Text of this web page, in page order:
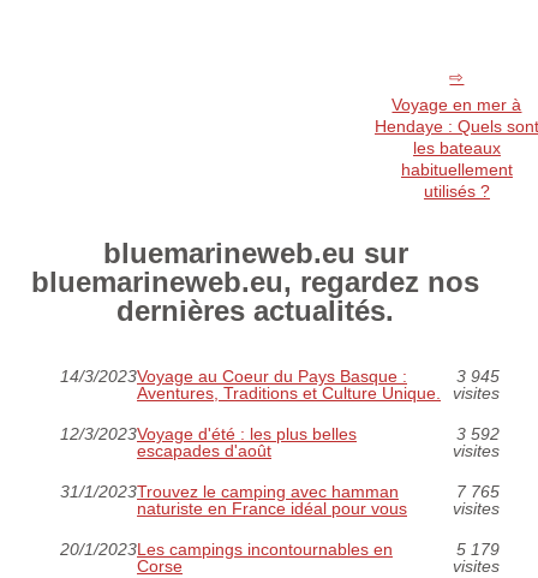
Voyage en mer à
Hendaye : Quels sont
les bateaux
habituellement
utilisés ?
bluemarineweb.eu sur
bluemarineweb.eu, regardez nos
dernières actualités.
14/3/2023Voyage au Coeur du Pays Basque :
Aventures, Traditions et Culture Unique.
3 945
visites
12/3/2023Voyage d'été : les plus belles
escapades d'août
3 592
visites
31/1/2023Trouvez le camping avec hamman
naturiste en France idéal pour vous
7 765
visites
20/1/2023Les campings incontournables en
Corse
5 179
visites